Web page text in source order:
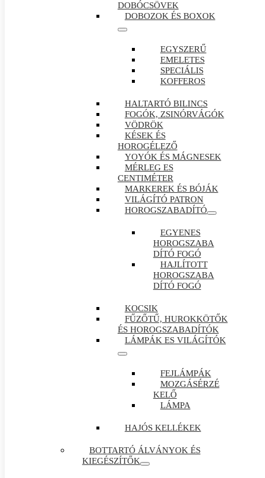
DOBÓCSÖVEK
DOBOZOK ÉS BOXOK
EGYSZERŰ
EMELETES
SPECIÁLIS
KOFFEROS
HALTARTÓ BILINCS
FOGÓK, ZSINÓRVÁGÓK
VÖDRÖK
KÉSEK ÉS
HOROGÉLEZŐ
YOYÓK ÉS MÁGNESEK
MÉRLEG ES
CENTIMÉTER
MARKEREK ÉS BÓJÁK
VILÁGÍTÓ PATRON
HOROGSZABADÍTÓ
EGYENES
HOROGSZABA
DÍTÓ FOGÓ
HAJLÍTOTT
HOROGSZABA
DÍTÓ FOGÓ
KOCSIK
FŰZŐTŰ, HUROKKÖTŐK
ÉS HOROGSZABADÍTÓK
LÁMPÁK ES VILÁGÍTÓK
FEJLÁMPÁK
MOZGÁSÉRZÉ
KELŐ
LÁMPA
HAJÓS KELLÉKEK
BOTTARTÓ ÁLVÁNYOK ÉS
KIEGÉSZÍTŐK